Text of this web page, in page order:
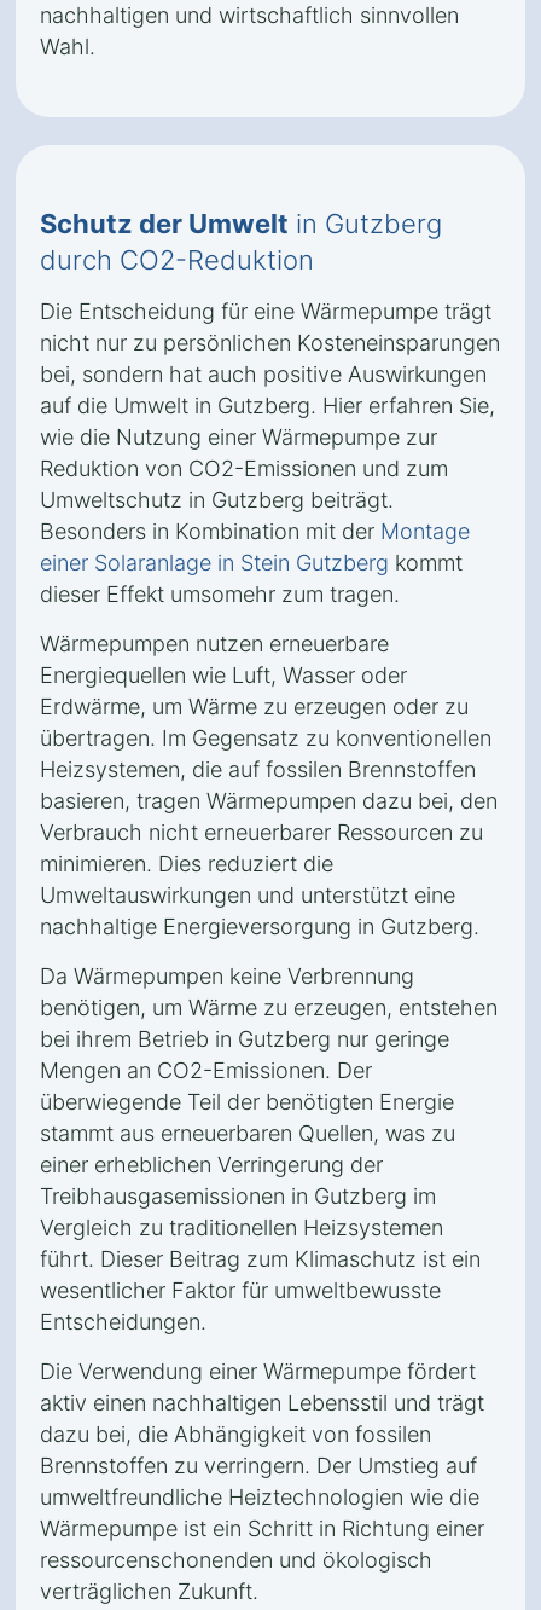
nachhaltigen und wirtschaftlich sinnvollen
Wahl.
Schutz der Umwelt in Gutzberg
durch CO2-Reduktion
Die Entscheidung für eine Wärmepumpe trägt
nicht nur zu persönlichen Kosteneinsparungen
bei, sondern hat auch positive Auswirkungen
auf die Umwelt in Gutzberg. Hier erfahren Sie,
wie die Nutzung einer Wärmepumpe zur
Reduktion von CO2-Emissionen und zum
Umweltschutz in Gutzberg beiträgt.
Besonders in Kombination mit der Montage
einer Solaranlage in Stein Gutzberg kommt
dieser Effekt umsomehr zum tragen.
Wärmepumpen nutzen erneuerbare
Energiequellen wie Luft, Wasser oder
Erdwärme, um Wärme zu erzeugen oder zu
übertragen. Im Gegensatz zu konventionellen
Heizsystemen, die auf fossilen Brennstoffen
basieren, tragen Wärmepumpen dazu bei, den
Verbrauch nicht erneuerbarer Ressourcen zu
minimieren. Dies reduziert die
Umweltauswirkungen und unterstützt eine
nachhaltige Energieversorgung in Gutzberg.
Da Wärmepumpen keine Verbrennung
benötigen, um Wärme zu erzeugen, entstehen
bei ihrem Betrieb in Gutzberg nur geringe
Mengen an CO2-Emissionen. Der
überwiegende Teil der benötigten Energie
stammt aus erneuerbaren Quellen, was zu
einer erheblichen Verringerung der
Treibhausgasemissionen in Gutzberg im
Vergleich zu traditionellen Heizsystemen
führt. Dieser Beitrag zum Klimaschutz ist ein
wesentlicher Faktor für umweltbewusste
Entscheidungen.
Die Verwendung einer Wärmepumpe fördert
aktiv einen nachhaltigen Lebensstil und trägt
dazu bei, die Abhängigkeit von fossilen
Brennstoffen zu verringern. Der Umstieg auf
umweltfreundliche Heiztechnologien wie die
Wärmepumpe ist ein Schritt in Richtung einer
ressourcenschonenden und ökologisch
verträglichen Zukunft.